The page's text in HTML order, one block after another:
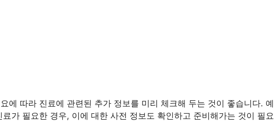
에 따라 진료에 관련된 추가 정보를 미리 체크해 두는 것이 좋습니다. 예
가 필요한 경우, 이에 대한 사전 정보도 확인하고 준비해가는 것이 필요